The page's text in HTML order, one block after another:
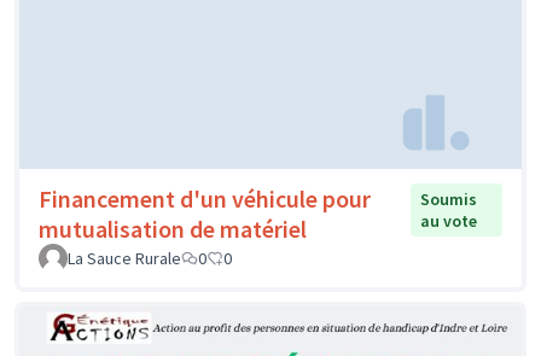
Financement d'un véhicule pour
mutualisation de matériel
Soumis
au vote
La Sauce Rurale
0 0